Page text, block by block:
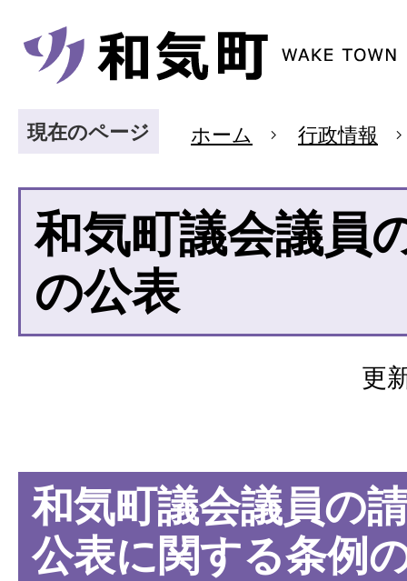
現在のページ ホーム 行政情報
和気町議会議員
の公表
更
和気町議会議員の
公表に関する条例